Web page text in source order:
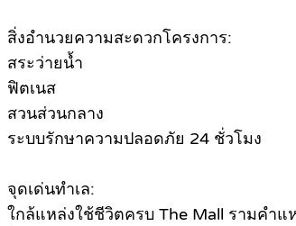
สิ่งอำนวยความสะดวกโครงการ:
สระว่ายน้ำ
ฟิตเนส
สวนส่วนกลาง
ระบบรักษาความปลอดภัย 24 ชั่วโมง
จุดเด่นทำเล:
ใกล้แหล่งใช้ชีวิตครบ The Mall รามคำแ